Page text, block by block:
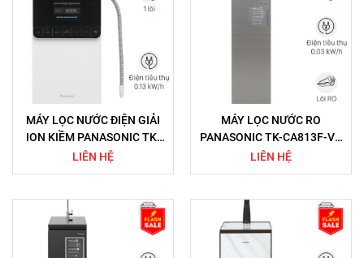
MÁY LỌC NƯỚC ĐIỆN GIẢI
ION KIỀM PANASONIC TK-
AS700 5 TẤM ĐIỆN CỰC
LIÊN HỆ
MÁY LỌC NƯỚC RO
PANASONIC TK-CA813F-VN
7 LÕI
LIÊN HỆ